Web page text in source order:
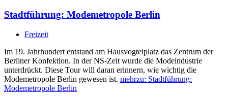
Stadtführung: Modemetropole Berlin
Freizeit
Im 19. Jahrhundert entstand am Hausvogteiplatz das Zentrum der
Berliner Konfektion. In der NS-Zeit wurde die Modeindustrie
unterdrückt. Diese Tour will daran erinnern, wie wichtig die
Modemetropole Berlin gewesen ist. mehrzu: Stadtführung:
Modemetropole Berlin